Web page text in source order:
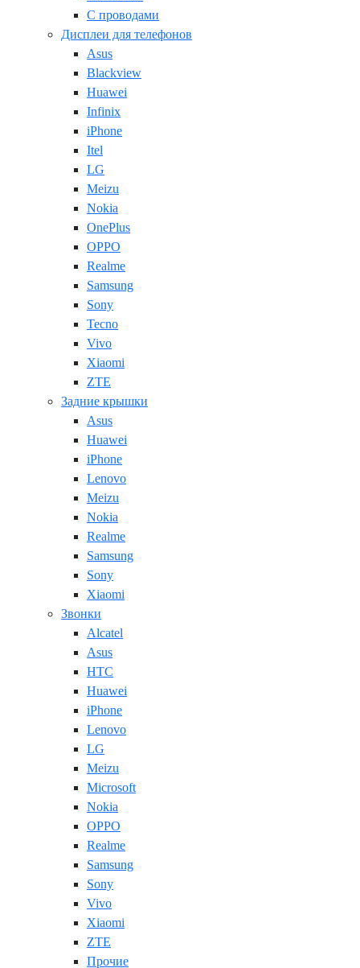
С проводами
Дисплеи для телефонов
Asus
Blackview
Huawei
Infinix
iPhone
Itel
LG
Meizu
Nokia
OnePlus
OPPO
Realme
Samsung
Sony
Tecno
Vivo
Xiaomi
ZTE
Задние крышки
Asus
Huawei
iPhone
Lenovo
Meizu
Nokia
Realme
Samsung
Sony
Xiaomi
Звонки
Alcatel
Asus
HTC
Huawei
iPhone
Lenovo
LG
Meizu
Microsoft
Nokia
OPPO
Realme
Samsung
Sony
Vivo
Xiaomi
ZTE
Прочие